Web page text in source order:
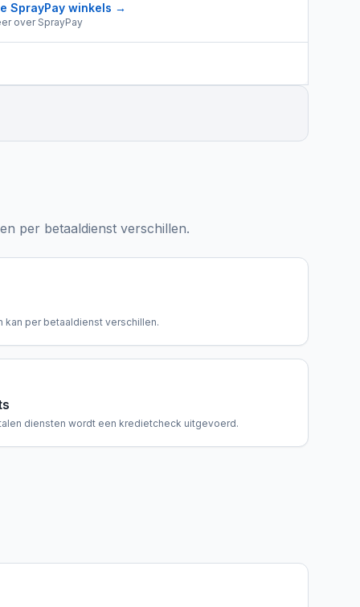
SprayPay winkels →
over SprayPay
per betaaldienst verschillen.
kan per betaaldienst verschillen.
diensten wordt een kredietcheck uitgevoerd.